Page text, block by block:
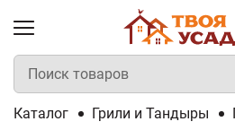
Каталог Грили и Тандыры